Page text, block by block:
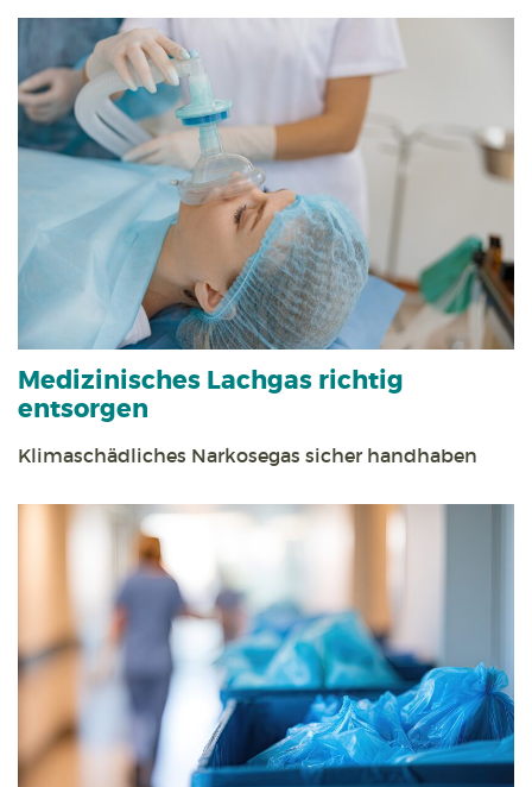
Medizinisches Lachgas richtig
entsorgen
Klimaschädliches Narkosegas sicher handhaben